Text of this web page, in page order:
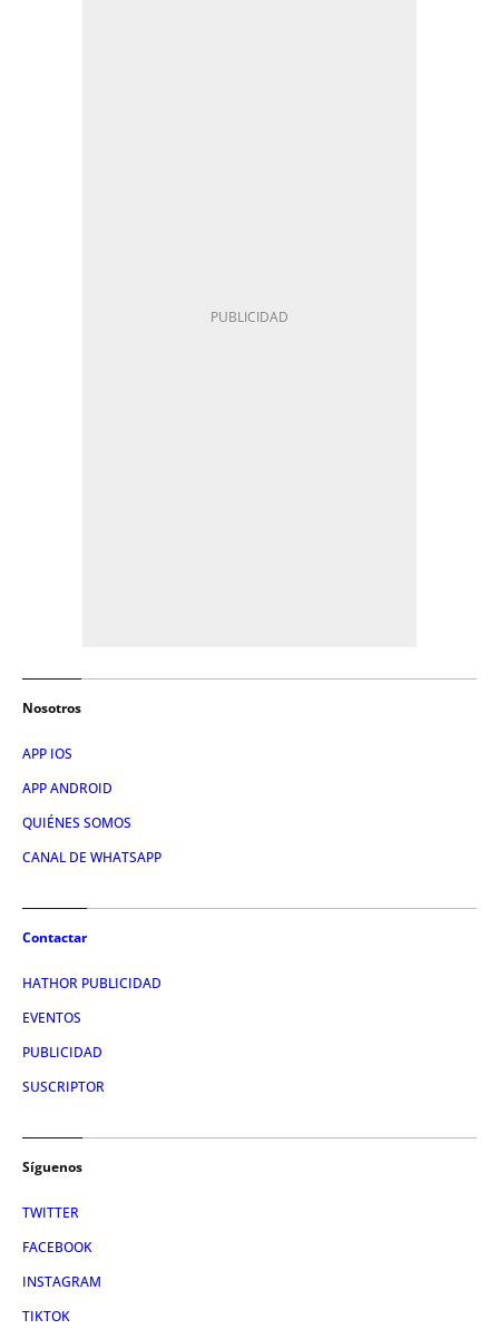
Nosotros
APP IOS
APP ANDROID
QUIÉNES SOMOS
CANAL DE WHATSAPP
Contactar
HATHOR PUBLICIDAD
EVENTOS
PUBLICIDAD
SUSCRIPTOR
Síguenos
TWITTER
FACEBOOK
INSTAGRAM
TIKTOK